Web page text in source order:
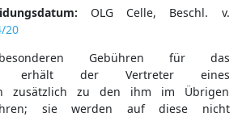
OLG Celle, Beschl. v.
20
Gebühren für das
erhält der Vertreter eines
zusätzlich zu den ihm im Übrigen
sie werden auf diese nicht